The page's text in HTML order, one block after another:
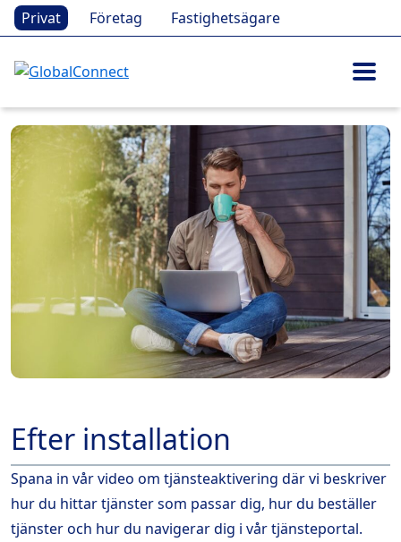
Privat Företag Fastighetsägare
Efter installation
Spana in vår video om tjänsteaktivering där vi beskriver
hur du hittar tjänster som passar dig, hur du beställer
tjänster och hur du navigerar dig i vår tjänsteportal.